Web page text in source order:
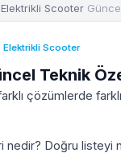
Elektrikli Scooter
Elektrikli Scooter
Teknik
çözümlerde
Doğru listeyi